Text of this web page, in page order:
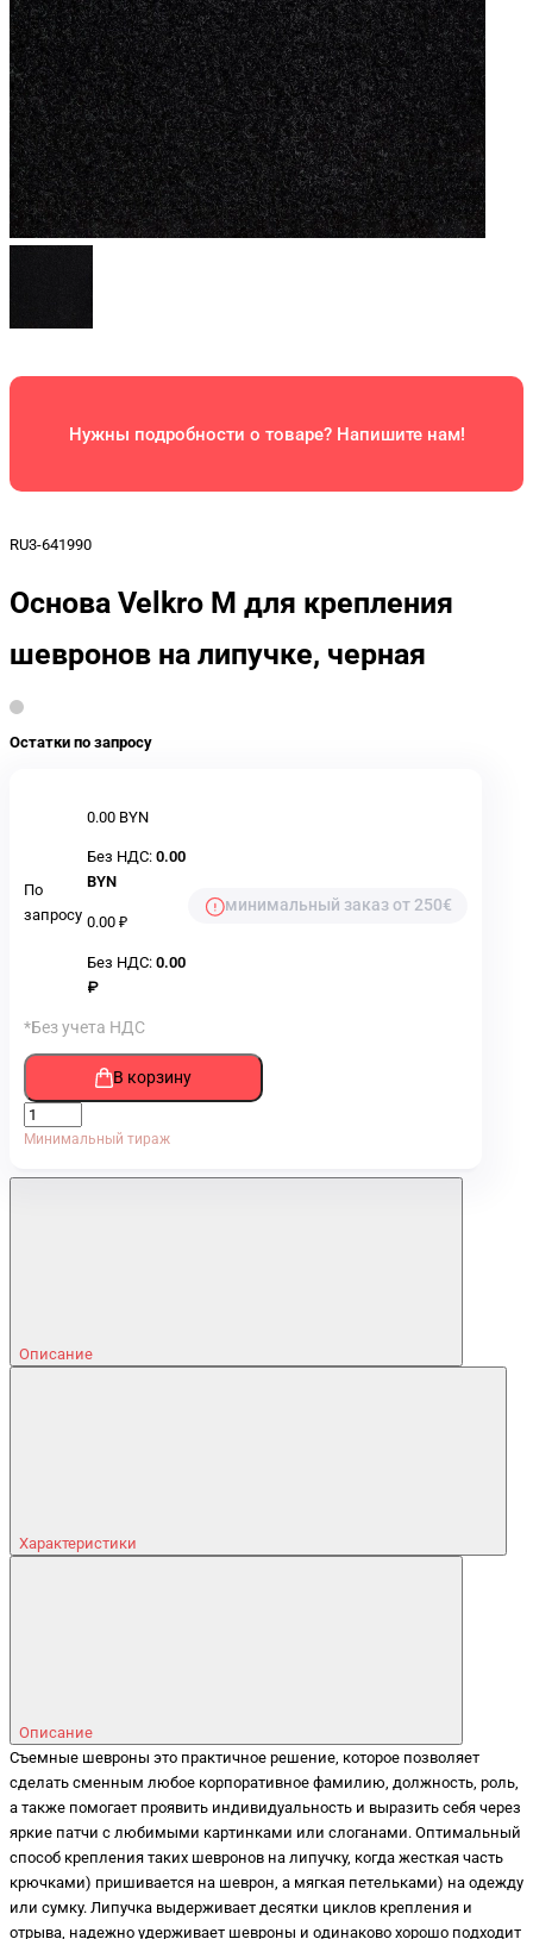
Нужны подробности о товаре? Напишите нам!
RU3-641990
Основа Velkro M для крепления
шевронов на липучке, черная
Остатки по запросу
По
запросу
0.00 BYN
Без НДС: 0.00
BYN
0.00 ₽
Без НДС: 0.00
₽
минимальный заказ от 250€
*Без учета НДС
В корзину
Минимальный тираж
Описание
Характеристики
Описание
Съемные шевроны это практичное решение, которое позволяет
сделать сменным любое корпоративное фамилию, должность, роль,
а также помогает проявить индивидуальность и выразить себя через
яркие патчи с любимыми картинками или слоганами. Оптимальный
способ крепления таких шевронов на липучку, когда жесткая часть
крючками) пришивается на шеврон, а мягкая петельками) на одежду
или сумку. Липучка выдерживает десятки циклов крепления и
отрыва, надежно удерживает шевроны и одинаково хорошо подходит